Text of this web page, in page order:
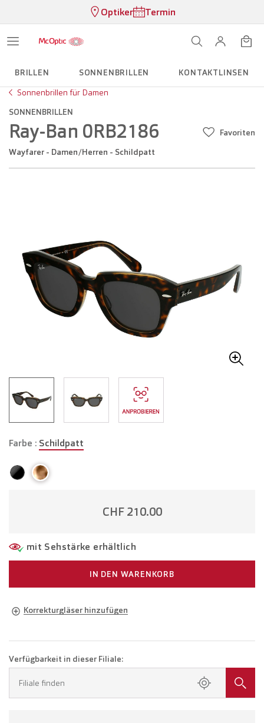
Optiker Termin
BRILLEN SONNENBRILLEN
KONTAKTLINSEN
Sonnenbrillen für Damen
SONNENBRILLEN
Ray-Ban 0RB2186
Wayfarer - Damen/Herren - Schildpatt
Favoriten
Farbe : Schildpatt
CHF 210.00
mit Sehstärke erhältlich
IN DEN WARENKORB
Korrekturgläser hinzufügen
Brille mit Einstärkengläsern
Verfügbarkeit in dieser Filiale:
Filiale finden